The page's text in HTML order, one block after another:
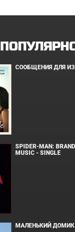
СООБЩЕНИЯ ДЛЯ
SPIDER-MAN:
MUSIC - SINGLE
МАЛЕНЬКИЙ ДОМИК